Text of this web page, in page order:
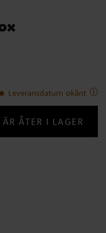
Leveransdatum okänt
ÅTER I LAGER